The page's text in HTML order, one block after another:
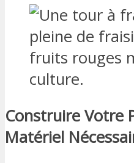
Construire Votre
Matériel